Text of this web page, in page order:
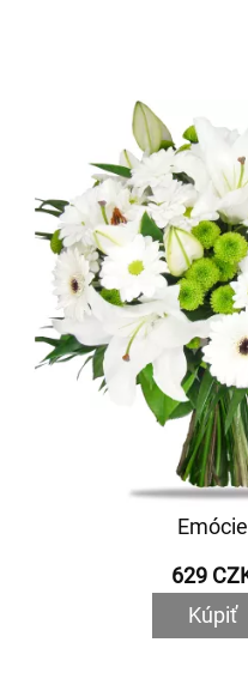
Emócie
629
Kúpiť